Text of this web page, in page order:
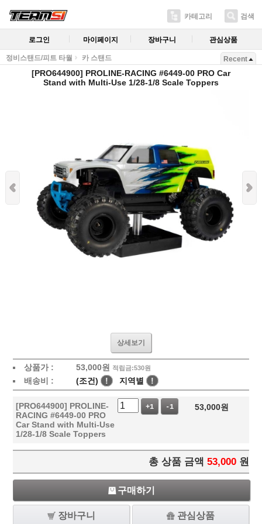
카테고리 검색
로그인 마이페이지 장바구니 관심상품
정비스탠드/피트 타월 카 스탠드 Recent
[PRO644900] PROLINE-RACING #6449-00 PRO Car
Stand with Multi-Use 1/28-1/8 Scale Toppers
상세보기
상품가 : 53,000원 적립금:530원
배송비 : (조건) ! 지역별 !
[PRO644900] PROLINE-
RACING #6449-00 PRO
Car Stand with Multi-Use
1/28-1/8 Scale Toppers
+1 -1 53,000원
총 상품 금액 53,000 원
구매하기
장바구니 관심상품